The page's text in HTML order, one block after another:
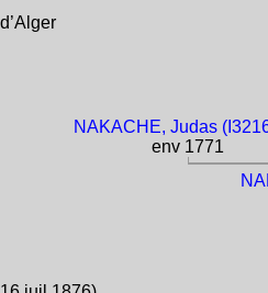
NAKACHE, Judas
env 1771